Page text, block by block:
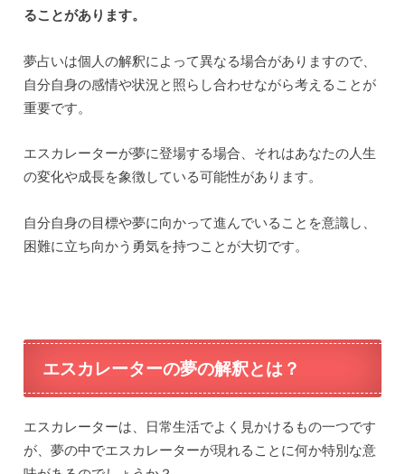
ることがあります。
夢占いは個人の解釈によって異なる場合がありますので、
自分自身の感情や状況と照らし合わせながら考えることが
重要です。
エスカレーターが夢に登場する場合、それはあなたの人生
の変化や成長を象徴している可能性があります。
自分自身の目標や夢に向かって進んでいることを意識し、
困難に立ち向かう勇気を持つことが大切です。
エスカレーターの夢の解釈とは？
エスカレーターは、日常生活でよく見かけるもの一つです
が、夢の中でエスカレーターが現れることに何か特別な意